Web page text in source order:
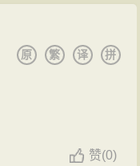
拼
译
繁
原
赞(0)